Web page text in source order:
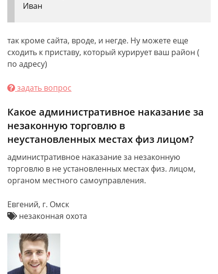
Иван
так кроме сайта, вроде, и негде. Ну можете еще
сходить к приставу, который курирует ваш район (
по адресу)
задать вопрос
Какое административное наказание за
незаконную торговлю в
неустановленных местах физ лицом?
административное наказание за незаконную
торговлю в не установленных местах физ. лицом,
органом местного самоуправления.
Евгений, г. Омск
незаконная охота